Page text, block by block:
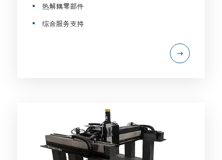
热解耦零部件
综合服务支持